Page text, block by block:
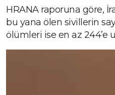
HRANA raporuna göre,
bu yana ölen sivillerin
ölümleri ise en az 244’e